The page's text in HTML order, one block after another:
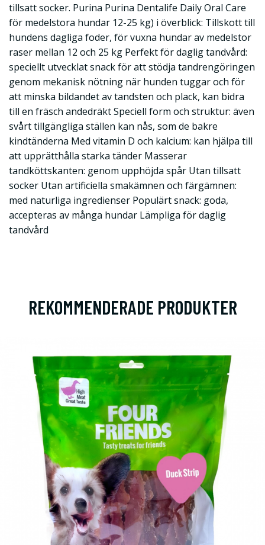
tillsatt socker. Purina Purina Dentalife Daily Oral Care
för medelstora hundar 12-25 kg) i överblick: Tillskott till
hundens dagliga foder, för vuxna hundar av medelstor
raser mellan 12 och 25 kg Perfekt för daglig tandvård:
speciellt utvecklat snack för att stödja tandrengöringen
genom mekanisk nötning när hunden tuggar och för
att minska bildandet av tandsten och plack, kan bidra
till en fräsch andedräkt Speciell form och struktur: även
svårt tillgängliga ställen kan nås, som de bakre
kindtänderna Med vitamin D och kalcium: kan hjälpa till
att upprätthålla starka tänder Masserar
tandköttskanten: genom upphöjda spår Utan tillsatt
socker Utan artificiella smakämnen och färgämnen:
med naturliga ingredienser Populärt snack: goda,
accepteras av många hundar Lämpliga för daglig
tandvård
REKOMMENDERADE PRODUKTER